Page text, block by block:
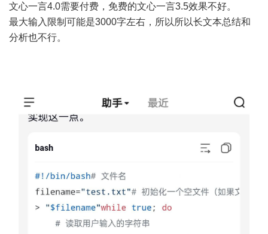
文心一言4.0需要付费，免费的文心一言3.5效果不好。
最大输入限制可能是3000字左右，所以所以长文本总结和
分析也不行。